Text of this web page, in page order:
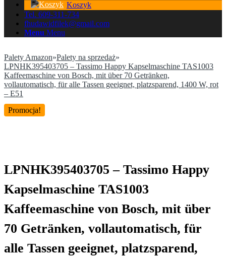
Koszyk
Tel. 609-311-734
fhudawidfilek@gmail.com
Menu Menu
Palety Amazon»Palety na sprzedaż»
LPNHK395403705 – Tassimo Happy Kapselmaschine TAS1003
Kaffeemaschine von Bosch, mit über 70 Getränken,
vollautomatisch, für alle Tassen geeignet, platzsparend, 1400 W, rot
– E51
Promocja!
LPNHK395403705 – Tassimo Happy
Kapselmaschine TAS1003
Kaffeemaschine von Bosch, mit über
70 Getränken, vollautomatisch, für
alle Tassen geeignet, platzsparend,